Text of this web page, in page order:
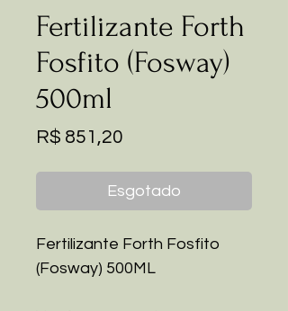
Fertilizante Forth
Fosfito (Fosway)
500ml
R$ 851,20
Esgotado
Fertilizante Forth Fosfito
(Fosway) 500ML